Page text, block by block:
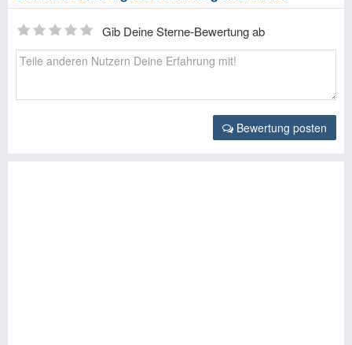
Gib Deine Sterne-Bewertung ab
Bewertung posten